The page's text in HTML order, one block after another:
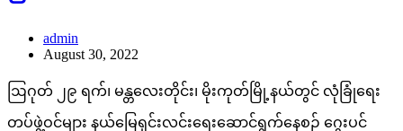
admin
August 30, 2022
ဩဂုတ် ၂၉ ရက်၊ မန္တလေးတိုင်း၊ မိုးကုတ်မြို့နယ်တွင် လုံခြုံရေး
တပ်ဖွဲ့ဝင်များ နယ်မြေရှင်းလင်းရေးဆောင်ရွက်နေစဉ် ဂွေးပင်